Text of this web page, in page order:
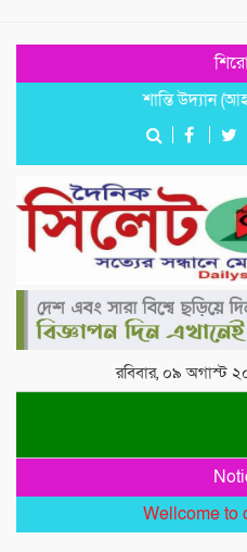
শান্তি উদ্যান (আহমেদ
রবিবার, ০৯ অগাস্ট
Wellcome to our